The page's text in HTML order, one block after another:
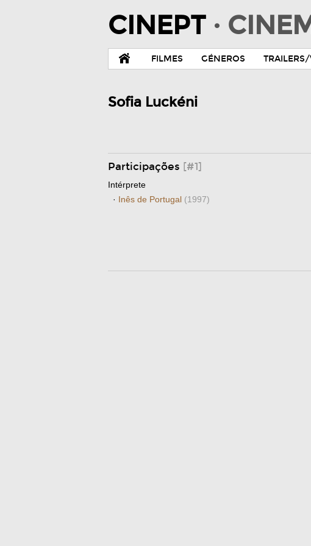
CINEPT ·
FILMES GÉNEROS
Sofia Luckéni
Participações [#1]
Intérprete
· Inês de Portugal (1997)